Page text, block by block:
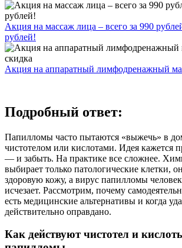
Акция на массаж лица – всего за 990
рублей!
Акция на аппаратный лимфодренажный
Подробный ответ:
Папилломы часто пытаются «выжечь» в
чистотелом или кислотами. Идея кажется
— и забыть. На практике все сложнее.
выбирает только патологические клетки,
здоровую кожу, а вирус папилломы
исчезает. Рассмотрим, почему
есть медицинские альтернативы и когда
действительно оправдано.
Как действуют чистотел и